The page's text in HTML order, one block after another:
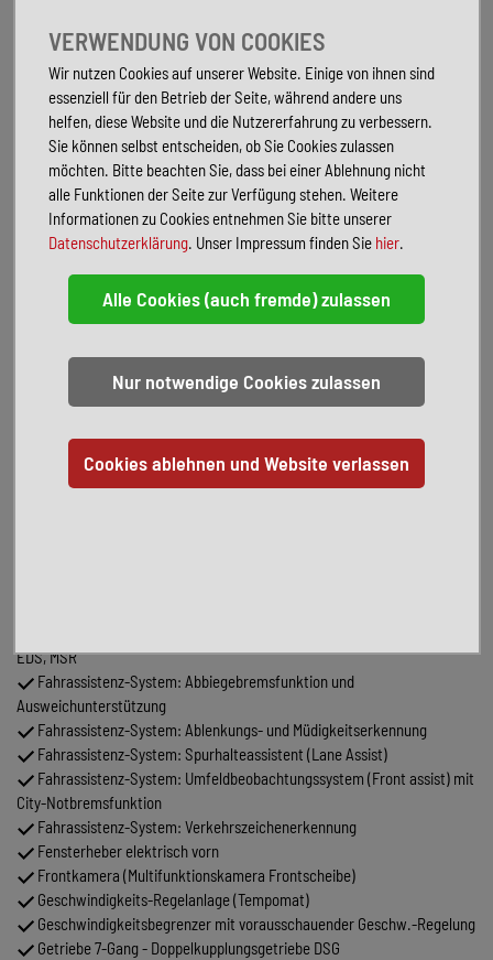
Innenleuchten im Lade-/FG-Raum und Heckklappenleuchte LED
Keyless-Start mit Safesicherung
Metallic-Lackierung
Reserverad in Fahrbereifung (Leichtmetall)
Sitze vorn ErgoComfort (inkl. Lendenwirbelstützen elektrisch)
Winter-Paket Basis und Frontscheibe heizbar
LM-Felgen 6,5J x 17 (Colombo, schwarz glänzend)
Volkswagen Anschlussgarantie 3 Jahre,max. 150.000 km
Serienausstattung:
2.Sitzreihe Sitzbank klapp-, wickel- und
Abfallbehälter
Ablagefächer in Dachkonsole
Audiosystem: Ready 2 Discover (Touchscreen 10", Vorbereitung
Navigationsfunktion)
Home-Lichtfunktion
Außenspiegel elektr. verstell-, heiz- und anklappbar
Außenspiegel schwarz lackiert, Türgriffe außen Wagenfarbe,
EDS, MSR
Fahrassistenz-System: Abbiegebremsfunktion und
Ausweichunterstützung
Fahrassistenz-System: Ablenkungs- und Müdigkeitserkennung
Fahrassistenz-System: Spurhalteassistent (Lane Assist)
Fahrassistenz-System: Umfeldbeobachtungssystem (Front assist) mit
City-Notbremsfunktion
Fahrassistenz-System: Verkehrszeichenerkennung
Fensterheber elektrisch vorn
Frontkamera (Multifunktionskamera Frontscheibe)
Geschwindigkeits-Regelanlage (Tempomat)
Geschwindigkeitsbegrenzer mit vorausschauender Geschw.-Regelung
Getriebe 7-Gang - Doppelkupplungsgetriebe DSG
VERWENDUNG VON COOKIES
Wir nutzen Cookies auf unserer Website. Einige von ihnen sind
essenziell für den Betrieb der Seite, während andere uns
helfen, diese Website und die Nutzererfahrung zu verbessern.
Sie können selbst entscheiden, ob Sie Cookies zulassen
möchten. Bitte beachten Sie, dass bei einer Ablehnung nicht
alle Funktionen der Seite zur Verfügung stehen. Weitere
Informationen zu Cookies entnehmen Sie bitte unserer
Datenschutzerklärung. Unser Impressum finden Sie hier.